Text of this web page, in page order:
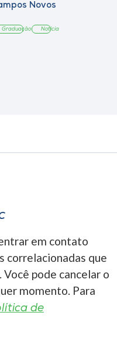
Novos
Graduação Notícia
em contato
correlacionadas que
pode cancelar o
momento. Para
de